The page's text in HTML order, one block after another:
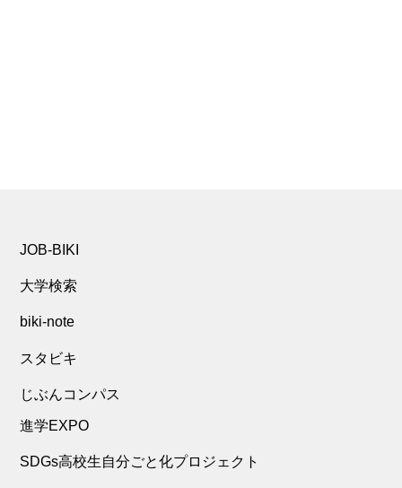
JOB-BIKI
大学検索
biki-note
スタビキ
じぶんコンパス
進学EXPO
SDGs高校生自分ごと化プロジェクト